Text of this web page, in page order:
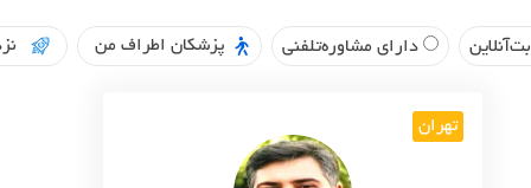
دارای مشاوره‌تلفنی پزشکان اطراف من
تهران